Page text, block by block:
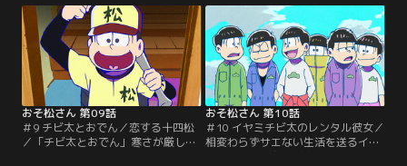
を送る6つ子の兄たちとは違う人生
をいち早く歩み始めたトド松が、今
の生活を維持するために大奮闘！！
「北へ」デカパンとダヨーンの気ま
まなふたり旅。ふたりで旅に出かけ
たデカパンとダヨーン…。【提供：
バンダイチャンネル】
が信頼するこの人物に興味を持つ。
そして、ついにその男、おそ松の実
力を目にするときがやってきた！！
「トト子の夢」今はまだまだかなわ
ないが、トト子には、絶対にたくさ
んのファンに愛される…。【提供：
バンダイチャンネル】
おそ松さん 第09話
＃9 チビ太とおでん／恋する十四松
／「チビ太とおでん」寒さが厳しい
おそ松さん 第10話
＃10 イヤミチビ太のレンタル彼女／
相変わらずサエない生活を送るイヤ
ミが、昔の盟友チビ太を巻き込んで